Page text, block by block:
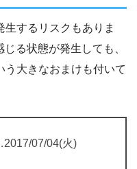
するリスクもありま
る状態が発生しても、
う大きなおまけも付いて
07/04(火)